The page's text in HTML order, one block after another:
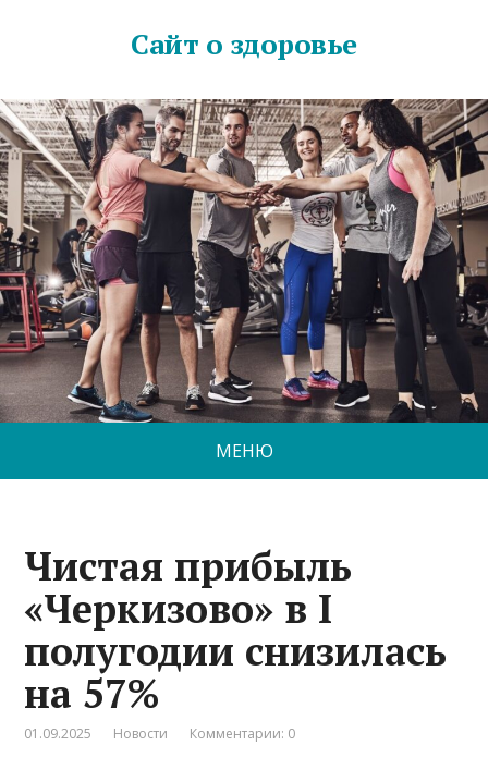
Сайт о здоровье
МЕНЮ
Чистая прибыль
«Черкизово» в I
полугодии снизилась
на 57%
01.09.2025 Новости Комментарии: 0